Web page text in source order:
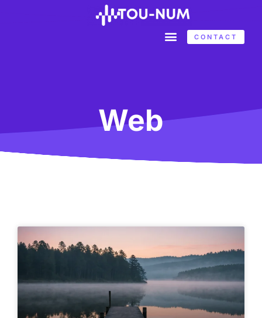
CONTACT
Web